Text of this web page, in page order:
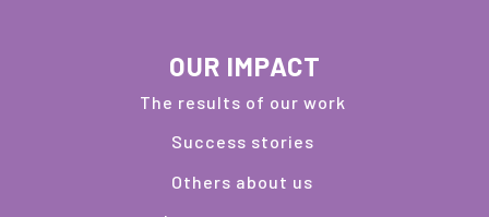
OUR IMPACT
The results of our work
Success stories
Others about us